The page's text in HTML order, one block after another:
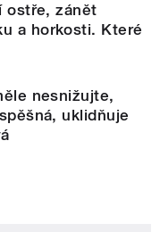
ostře, zánět
a horkosti. Které
nesnižujte,
uklidňuje